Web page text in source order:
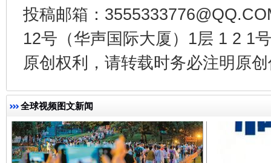
投稿邮箱：
12号（华声国际大厦）1层 1 2 1
原创权利，请转载时务必注明原
全球视频图文新闻千年窑火 生生不息